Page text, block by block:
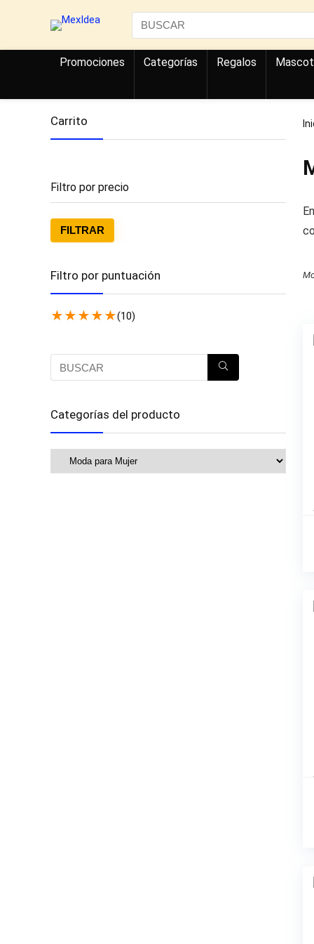
Search
for:
Promociones Categorías Regalos
Carrito
Filtro por precio
Precio
Precio
FILTRAR
Filtro por puntuación
★★★★★(10)
Categorías del producto